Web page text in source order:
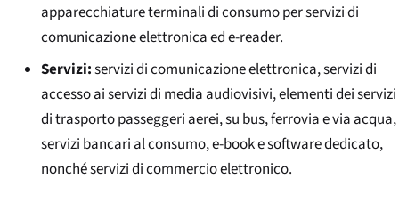
apparecchiature terminali di consumo per servizi di
comunicazione elettronica ed e-reader.
Servizi:servizi di comunicazione elettronica, servizi di
accesso ai servizi di media audiovisivi, elementi dei servizi
di trasporto passeggeri aerei, su bus, ferrovia e via acqua,
servizi bancari al consumo, e-book e software dedicato,
nonché servizi di commercio elettronico.